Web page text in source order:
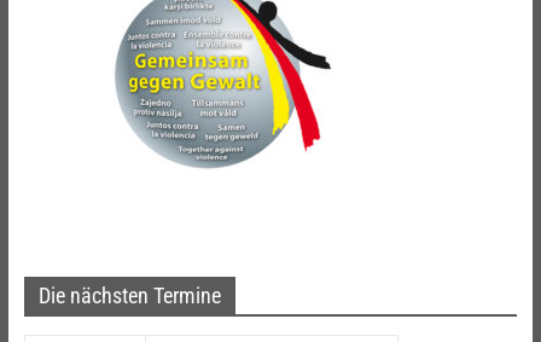
Die nächsten Termine